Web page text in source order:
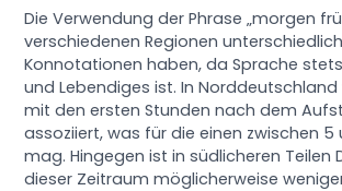
Die Verwendung der Phrase „morgen
verschiedenen Regionen
Konnotationen haben, da Sprache
und Lebendiges ist. In Norddeutschland
mit den ersten Stunden nach dem
assoziiert, was für die einen zwischen 5
mag. Hingegen ist in südlicheren Teilen
dieser Zeitraum möglicherweise